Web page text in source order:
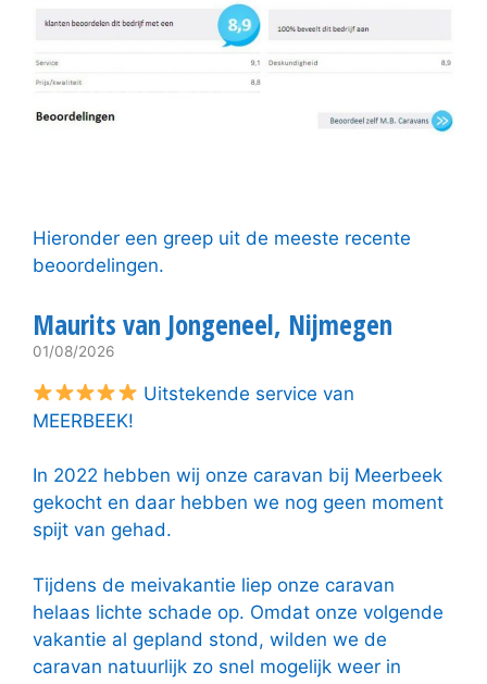
Hieronder een greep uit de meeste recente
beoordelingen.
Maurits van Jongeneel, Nijmegen
01/08/2026
Uitstekende service van
MEERBEEK!
In 2022 hebben wij onze caravan bij Meerbeek
gekocht en daar hebben we nog geen moment
spijt van gehad.
Tijdens de meivakantie liep onze caravan
helaas lichte schade op. Omdat onze volgende
vakantie al gepland stond, wilden we de
caravan natuurlijk zo snel mogelijk weer in